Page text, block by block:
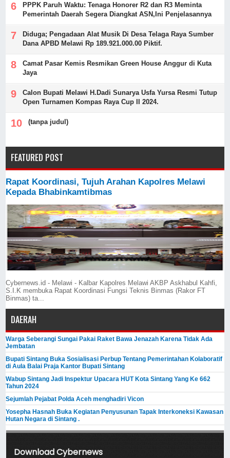
PPPK Paruh Waktu: Tenaga Honorer R2 dan R3 Meminta
Pemerintah Daerah Segera Diangkat ASN,Ini Penjelasannya
Diduga; Pengadaan Alat Musik Di Desa Telaga Raya Sumber
Dana APBD Melawi Rp 189.921.000.00 Piktif.
Camat Pasar Kemis Resmikan Green House Anggur di Kuta
Jaya
Calon Bupati Melawi H.Dadi Sunarya Usfa Yursa Resmi Tutup
Open Turnamen Kompas Raya Cup II 2024.
(tanpa judul)
FEATURED POST
Rapat Koordinasi, Tujuh Arahan Kapolres Melawi
Kepada Bhabinkamtibmas
Cybernews.id - Melawi - Kalbar Kapolres Melawi AKBP Askhabul Kahfi,
S.I.K membuka Rapat Koordinasi Fungsi Teknis Binmas (Rakor FT
Binmas) ta...
DAERAH
Warga Seberangi Sungai Pakai Raket Bawa Jenazah Karena Tidak Ada
Jembatan
Bupati Sintang Buka Sosialisasi Perbup Tentang Pemerintahan Kolaboratif
di Aula Balai Praja Kantor Bupati Sintang
Wabup Sintang Jadi Inspektur Upacara HUT Kota Sintang Yang Ke 662
Tahun 2024
Sejumlah Pejabat Polda Aceh menghadiri Vicon
Yosepha Hasnah Buka Kegiatan Penyusunan Tapak Interkoneksi Kawasan
Hutan Negara di Sintang .
Download Cybernews